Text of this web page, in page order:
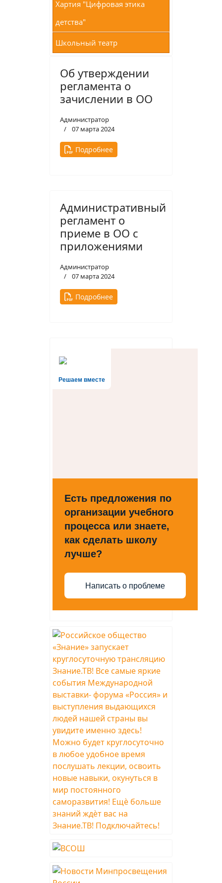
Хартия "Цифровая этика
детства"
Школьный театр
Об утверждении
регламента о
зачислении в ОО
Администратор
07 марта 2024
Подробнее
Административный
регламент о
приеме в ОО с
приложениями
Администратор
07 марта 2024
Подробнее
Решаем вместе
Есть предложения по
организации учебного
процесса или знаете,
как сделать школу
лучше?
Написать о проблеме